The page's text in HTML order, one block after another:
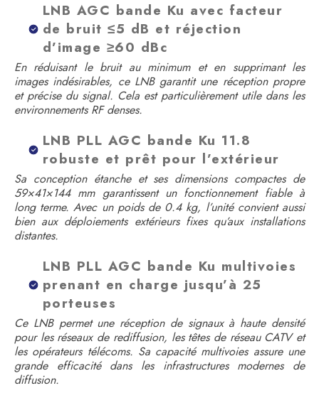
LNB AGC bande Ku avec facteur
de bruit ≤5 dB et réjection
d’image ≥60 dBc
En réduisant le bruit au minimum et en supprimant les
images indésirables, ce LNB garantit une réception propre
et précise du signal. Cela est particulièrement utile dans les
environnements RF denses.
LNB PLL AGC bande Ku 11.8
robuste et prêt pour l’extérieur
Sa conception étanche et ses dimensions compactes de
59×41×144 mm garantissent un fonctionnement fiable à
long terme. Avec un poids de 0.4 kg, l’unité convient aussi
bien aux déploiements extérieurs fixes qu’aux installations
distantes.
LNB PLL AGC bande Ku multivoies
prenant en charge jusqu’à 25
porteuses
Ce LNB permet une réception de signaux à haute densité
pour les réseaux de rediffusion, les têtes de réseau CATV et
les opérateurs télécoms. Sa capacité multivoies assure une
grande efficacité dans les infrastructures modernes de
diffusion.